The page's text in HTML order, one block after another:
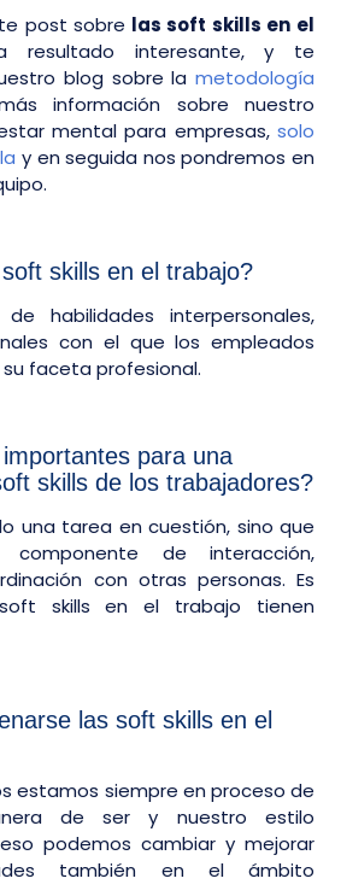
post sobre las soft skills en el
resultado interesante, y te
blog sobre la metodología
información sobre nuestro
mental para empresas,solo
y en seguida nos pondremos en
skills en el trabajo?
habilidades interpersonales,
con el que los empleados
faceta profesional.
para una
skills de los trabajadores?
una tarea en cuestión, sino que
de interacción,
con otras personas. Es
skills en el trabajo tienen
las soft skills en el
estamos siempre en proceso de
de ser y nuestro estilo
podemos cambiar y mejorar
también en el ámbito